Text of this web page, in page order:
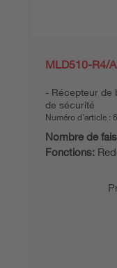
MLD510-R4/A
Récepteur de
de sécurité
Numéro d’article :
Nombre de
Fonctions: